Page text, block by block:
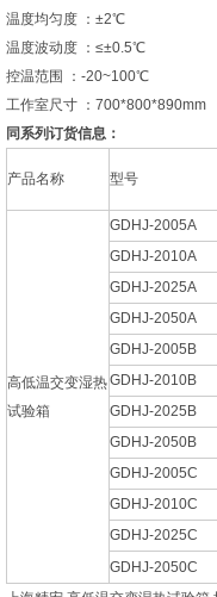
温度均匀度 ：±2℃
温度波动度 ：≤±0.5℃
控温范围 ：-20~100℃
工作室尺寸 ：700*800*890mm
同系列订货信息：
产品名称 型号
高低温交变湿热
试验箱
GDHJ-2005A
GDHJ-2010A
GDHJ-2025A
GDHJ-2050A
GDHJ-2005B
GDHJ-2010B
GDHJ-2025B
GDHJ-2050B
GDHJ-2005C
GDHJ-2010C
GDHJ-2025C
GDHJ-2050C